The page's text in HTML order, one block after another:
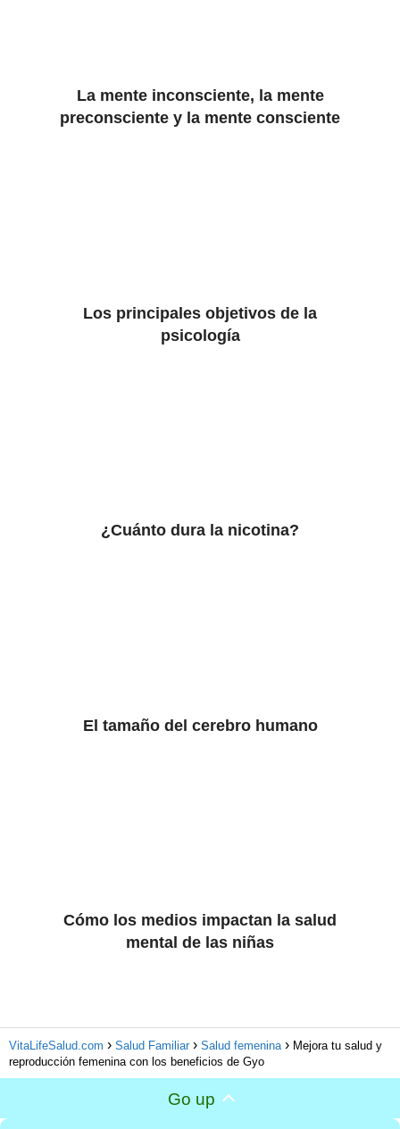
La mente inconsciente, la mente
preconsciente y la mente consciente
Los principales objetivos de la
psicología
¿Cuánto dura la nicotina?
El tamaño del cerebro humano
Cómo los medios impactan la salud
mental de las niñas
VitaLifeSalud.com Salud Familiar Salud femenina
Mejora tu salud y
reproducción femenina con los beneficios de Gyo
Go up